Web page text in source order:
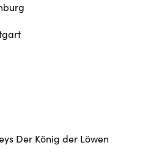
Der König der Löwen